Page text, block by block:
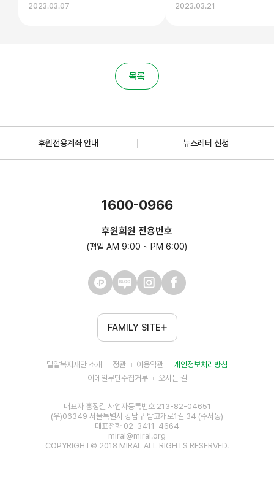
2023.03.07 2023.03.21
목록
후원전용계좌 안내 뉴스레터 신청
1600-0966
후원회원 전용번호
(평일 AM 9:00 ~ PM 6:00)
FAMILY SITE
밀알복지재단 소개 정관 이용약관
개인정보처리방침
이메일무단수집거부
오시는 길
대표자 홍정길 사업자등록번호 213-82-04651
(우)06349 서울특별시 강남구 밤고개로1길 34 (수서동)
대표전화 02-3411-4664
miral@miral.org
COPYRIGHT© 2018 MIRAL ALL RIGHTS RESERVED.